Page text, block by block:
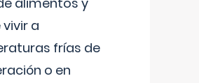
a
frías de
o en